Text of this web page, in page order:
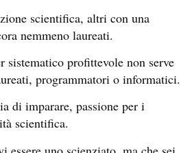
scientifica, altri con una
nemmeno laureati.
sistematico profittevole non serve
programmatori o informatici.
di imparare, passione per i
scientifica.